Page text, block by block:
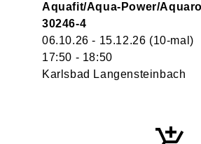
Aquafit/Aqua-Power/
30246-4
06.10.26 - 15.12.26 (10-mal)
17:50 - 18:50
Karlsbad Langensteinbach